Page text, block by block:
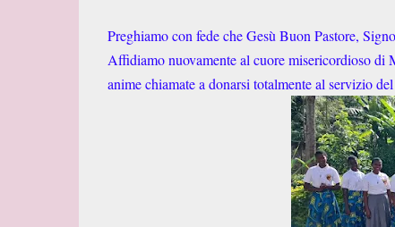
Preghiamo con fede che Gesù Buon Pastore,
Affidiamo nuovamente al cuore misericordioso di
anime chiamate a donarsi totalmente al servizio